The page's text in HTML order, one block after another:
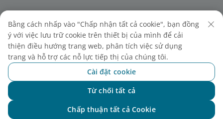
Vận Tải Hàng Hóa
Giải thưởng của Vietnam Airlines
Bằng cách nhấp vào "Chấp nhận tất cả cookie", bạn đồng
ý với việc lưu trữ cookie trên thiết bị của mình để cải
thiện điều hướng trang web, phân tích việc sử dụng
trang và hỗ trợ các nỗ lực tiếp thị của chúng tôi.
Cài đặt cookie
Từ chối tất cả
Chấp thuận tất cả Cookie